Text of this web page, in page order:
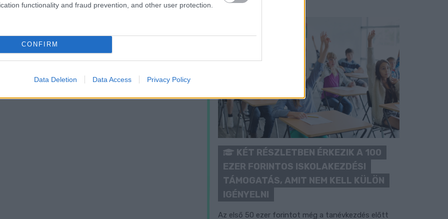
functionality and fraud prevention, and other user protection.
CONFIRM
Data Deletion Data Access Privacy Policy
KÉT RÉSZLETBEN ÉRKEZIK A 100
EZER FORINTOS ISKOLAKEZDÉSI
TÁMOGATÁS, AMIT NEM KELL KÜLÖN
IGÉNYELNI
Az első 50 ezer forintot még a tanévkezdés előtt